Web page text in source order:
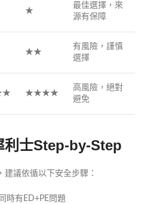
★
最佳選擇，來
源有保障
★★
有風險，謹慎
選擇
★★★★
高風險，絕對
避免
利士Step-by-Step
，建議依循以下安全步驟：
時有ED+PE問題